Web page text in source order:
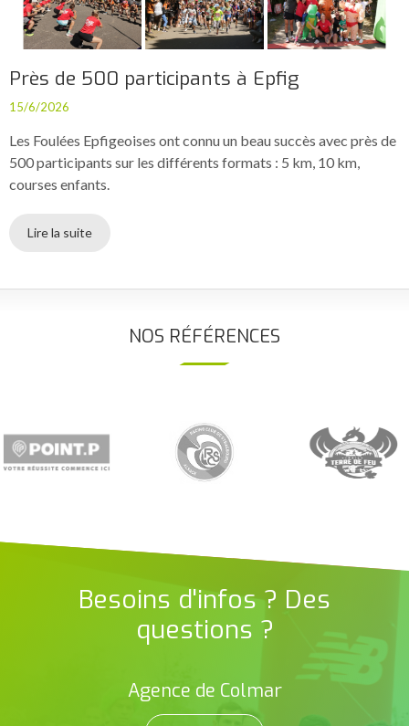
Près de 500 participants à Epfig
15/6/2026
Les Foulées Epfigeoises ont connu un beau succès avec près de
500 participants sur les différents formats : 5 km, 10 km,
courses enfants.
Lire la suite
NOS RÉFÉRENCES
Besoins d'infos ? Des
questions ?
Agence de Colmar